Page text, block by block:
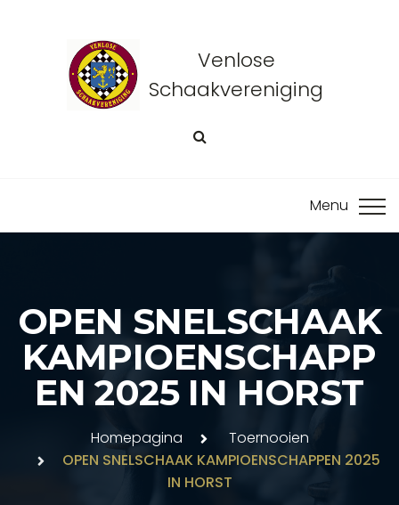
Venlose
Schaakvereniging
OPEN SNELSCHAAK
KAMPIOENSCHAPP
EN 2025 IN HORST
Homepagina
Toernooien
OPEN SNELSCHAAK KAMPIOENSCHAPPEN 2025
IN HORST